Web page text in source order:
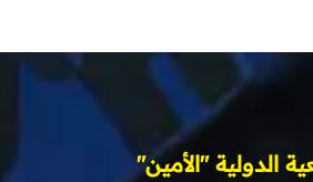
الدولية "الأمين"